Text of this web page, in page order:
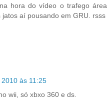
hora do vídeo o trafego área
aí pousando em GRU. rsss
às 11:25
wii, só xbxo 360 e ds.